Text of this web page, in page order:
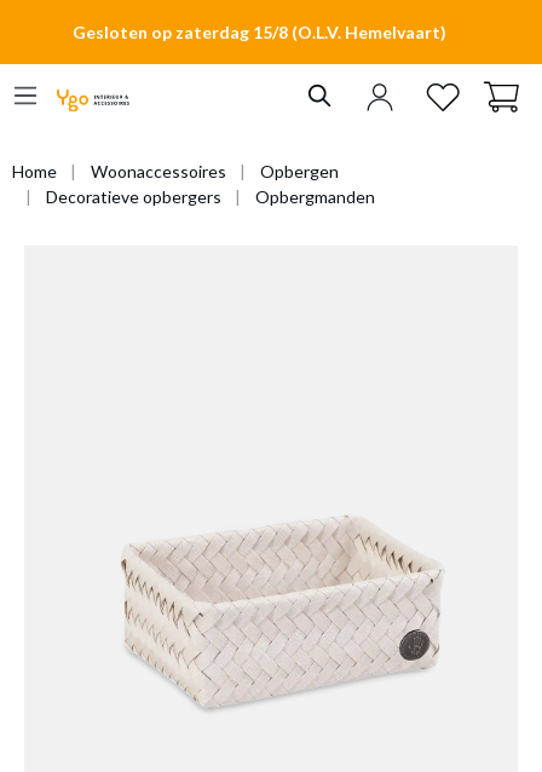
Gesloten op zaterdag 15/8 (O.L.V. Hemelvaart)
Home Woonaccessoires
Opbergen
Decoratieve opbergers
Opbergmanden